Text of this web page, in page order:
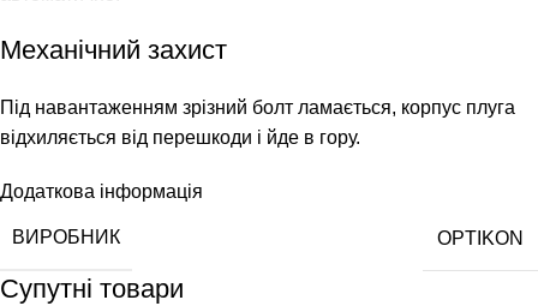
Механічний захист
Під навантаженням зрізний болт ламається, корпус плуга
відхиляється від перешкоди і йде в гору.
Додаткова інформація
ВИРОБНИК OPTIKON
Супутні товари